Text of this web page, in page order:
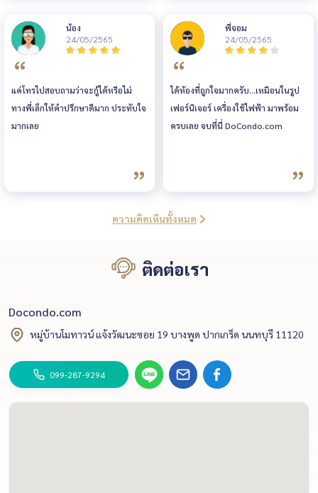
น้อง
24/05/2565
แค่โทรไปสอบถามว่าจะกู้ได้หรือไม่
ทางพี่เล็กให้คำปรึกษาดีมาก ประทับใจ
มากเลย
พี่จอม
24/05/2565
ได้ห้องที่ถูกใจมากครับ...เหมือนในรูป
เฟอร์นิเจอร์ เครื่องใช้ไฟฟ้า มาพร้อม
ครบเลย จบที่นี่ DoCondo.com
ความคิดเห็นทั้งหมด
ติดต่อเรา
Docondo.com
หมู่บ้านโมทาวน์ แจ้งวัฒนะซอย 19 บางพูด ปากเกร็ด นนทบุรี 11120
099-287-9294